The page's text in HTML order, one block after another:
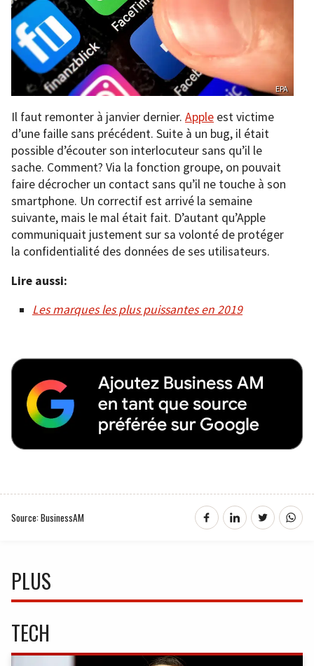
EPA
Il faut remonter à janvier dernier. Apple est victime
d’une faille sans précédent. Suite à un bug, il était
possible d’écouter son interlocuteur sans qu’il le
sache. Comment? Via la fonction groupe, on pouvait
faire décrocher un contact sans qu’il ne touche à son
smartphone. Un correctif est arrivé la semaine
suivante, mais le mal était fait. D’autant qu’Apple
communiquait justement sur sa volonté de protéger
la confidentialité des données de ses utilisateurs.
Lire aussi:
Les marques les plus puissantes en 2019
Source: BusinessAM
PLUS
TECH